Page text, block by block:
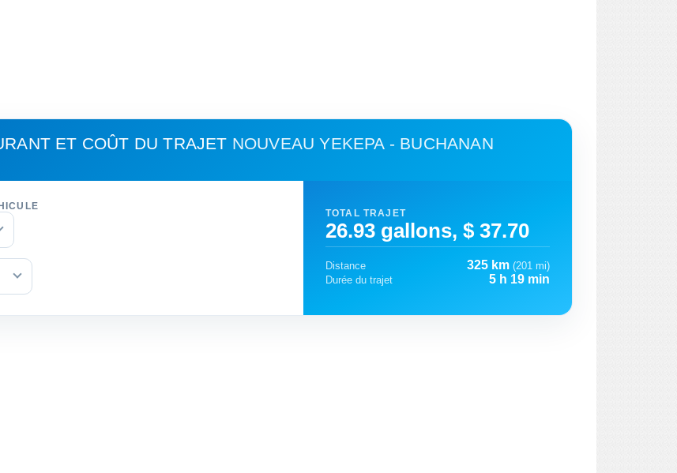
ET COÛT DU TRAJET NOUVEAU YEKEPA - BUCHANAN
TOTAL TRAJET
26.93 gallons, $ 37.70
Distance 325 km (201 mi)
Durée du trajet
5 h 19 min